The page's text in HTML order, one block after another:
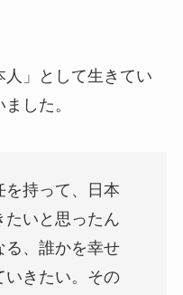
」として生きてい
した。
を持って、日本
たいと思ったん
る、誰かを幸せ
いきたい。その